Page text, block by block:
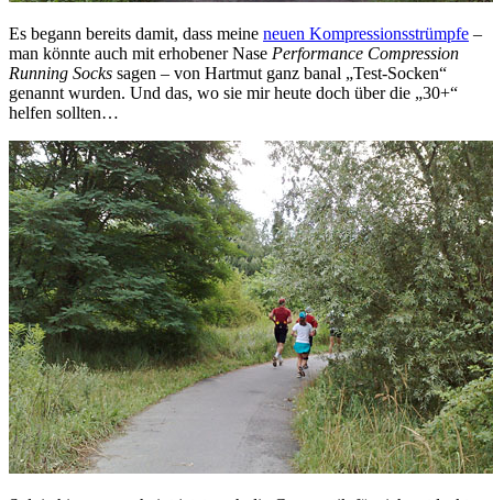
Es begann bereits damit, dass meine neuen Kompressionsstrümpfe –
man könnte auch mit erhobener Nase Performance Compression
Running Socks sagen – von Hartmut ganz banal „Test-Socken“
genannt wurden. Und das, wo sie mir heute doch über die „30+“
helfen sollten…